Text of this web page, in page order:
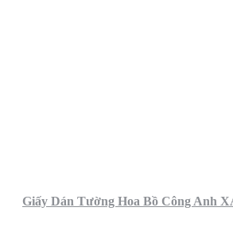
Giấy Dán Tường Hoa Bồ Công Anh